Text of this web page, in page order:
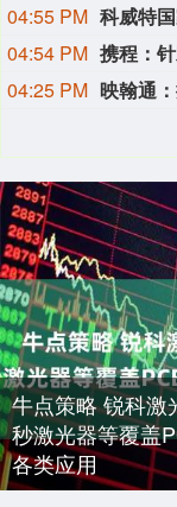
04:55 PM
04:54 PM
04:25 PM 映翰通
牛点策略 锐科激
秒激光器等覆盖
各类应用